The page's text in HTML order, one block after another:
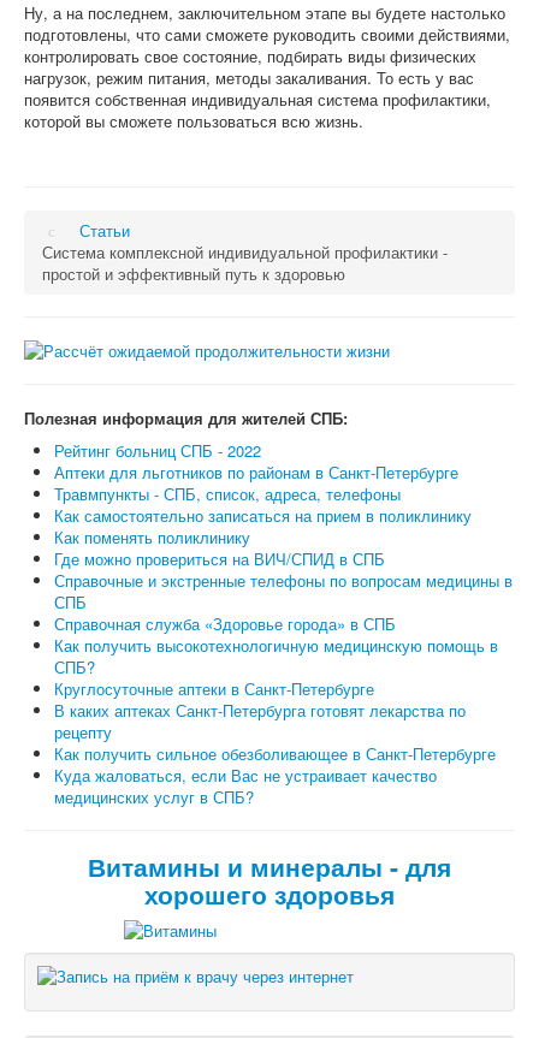
Ну, а на последнем, заключительном этапе вы будете настолько
подготовлены, что сами сможете руководить своими действиями,
контролировать свое состояние, подбирать виды физических
нагрузок, режим питания, методы закаливания. То есть у вас
появится собственная индивидуальная система профилактики,
которой вы сможете пользоваться всю жизнь.
Статьи
Система комплексной индивидуальной профилактики -
простой и эффективный путь к здоровью
Полезная информация для жителей СПБ:
Рейтинг больниц СПБ - 2022
Аптеки для льготников по районам в Санкт-Петербурге
Травмпункты - СПБ, список, адреса, телефоны
Как самостоятельно записаться на прием в поликлинику
Как поменять поликлинику
Где можно провериться на ВИЧ/СПИД в СПБ
Справочные и экстренные телефоны по вопросам медицины в
СПБ
Справочная служба «Здоровье города» в СПБ
Как получить высокотехнологичную медицинскую помощь в
СПБ?
Круглосуточные аптеки в Санкт-Петербурге
В каких аптеках Санкт-Петербурга готовят лекарства по
рецепту
Как получить сильное обезболивающее в Санкт-Петербурге
Куда жаловаться, если Вас не устраивает качество
медицинских услуг в СПБ?
Витамины и минералы - для
хорошего здоровья